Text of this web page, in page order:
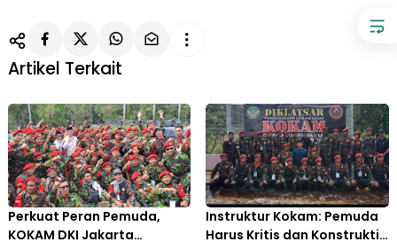
Artikel Terkait
Perkuat Peran Pemuda,
KOKAM DKI Jakarta
Instruktur Kokam: Pemuda
Harus Kritis dan Konstruktif